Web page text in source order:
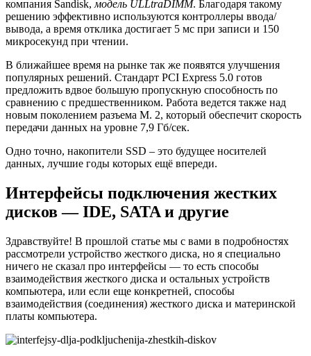
компания Sandisk, модель ULLtraDIMM. Благодаря такому
решению эффективно используются контроллеры ввода/
вывода, а время отклика достигает 5 мс при записи и 150
микросекунд при чтении.
В ближайшее время на рынке так же появятся улучшения
популярных решений. Стандарт PCI Express 5.0 готов
предложить вдвое большую пропускную способность по
сравнению с предшественником. Работа ведется также над
новым поколением разъема M. 2, который обеспечит скорость
передачи данных на уровне 7,9 Гб/сек.
Одно точно, накопители SSD – это будущее носителей
данных, лучшие годы которых ещё впереди.
Интерфейсы подключения жестких
дисков — IDE, SATA и другие
Здравствуйте! В прошлой статье мы с вами в подробностях
рассмотрели устройство жесткого диска, но я специально
ничего не сказал про интерфейсы — то есть способы
взаимодействия жесткого диска и остальных устройств
компьютера, или если еще конкретней, способы
взаимодействия (соединения) жесткого диска и материнской
платы компьютера.